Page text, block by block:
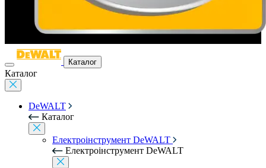
Каталог
Каталог
DeWALT
Каталог
Електроінструмент DeWALT
Електроінструмент DeWALT